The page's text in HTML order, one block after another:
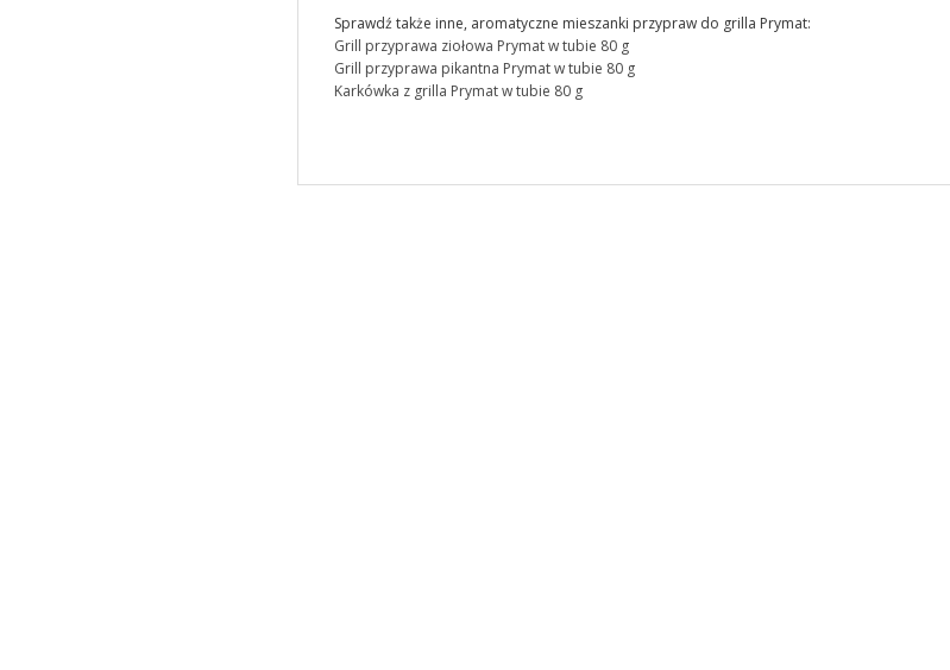
Sprawdź także inne, aromatyczne mieszanki przypraw do grilla Prymat:
Grill przyprawa ziołowa Prymat w tubie 80 g
Grill przyprawa pikantna Prymat w tubie 80 g
Karkówka z grilla Prymat w tubie 80 g